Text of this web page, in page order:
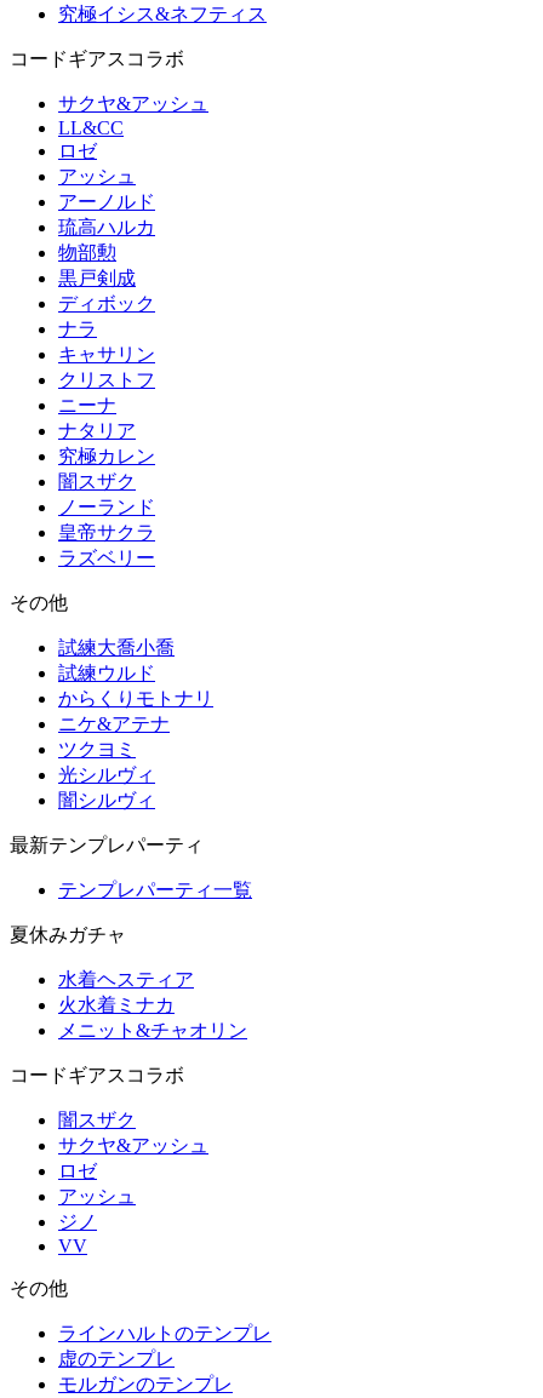
究極イシス&ネフティス
コードギアスコラボ
サクヤ&アッシュ
LL&CC
ロゼ
アッシュ
アーノルド
琉高ハルカ
物部勲
黒戸剣成
ディボック
ナラ
キャサリン
クリストフ
ニーナ
ナタリア
究極カレン
闇スザク
ノーランド
皇帝サクラ
ラズベリー
その他
試練大喬小喬
試練ウルド
からくりモトナリ
ニケ&アテナ
ツクヨミ
光シルヴィ
闇シルヴィ
最新テンプレパーティ
テンプレパーティ一覧
夏休みガチャ
水着ヘスティア
火水着ミナカ
メニット&チャオリン
コードギアスコラボ
闇スザク
サクヤ&アッシュ
ロゼ
アッシュ
ジノ
VV
その他
ラインハルトのテンプレ
虚のテンプレ
モルガンのテンプレ